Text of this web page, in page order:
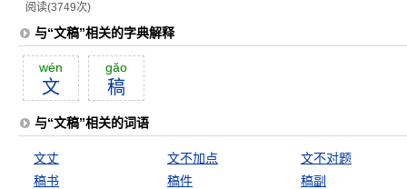
阅读(3749次)
与“文稿”相关的字典解释
wén
文
găo
稿
与“文稿”相关的词语
文丈 文不加点
文不对题
稿书
稿件 稿副